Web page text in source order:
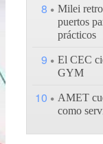
8
Milei
puertos
prácticos
9
El CEC
GYM
10
AMET
como